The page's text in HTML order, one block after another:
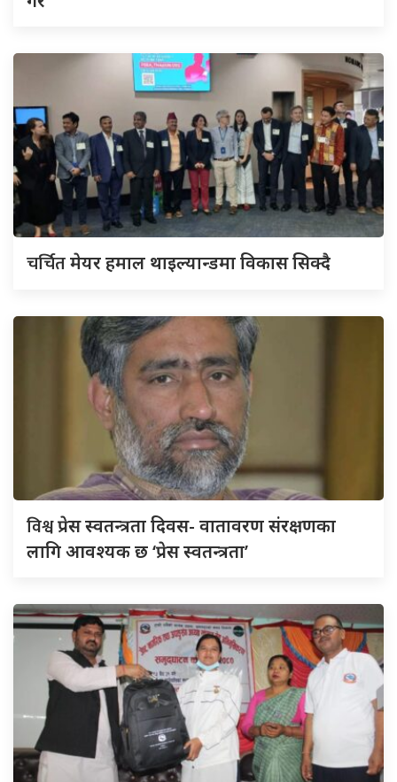
चर्चितमेयर हमाल थाइल्यान्डमा विकास सिक्दै
विश्वप्रेस स्वतन्त्रता दिवस- वातावरण संरक्षणका
लागि आवश्यक छ ‘प्रेस स्वतन्त्रता’